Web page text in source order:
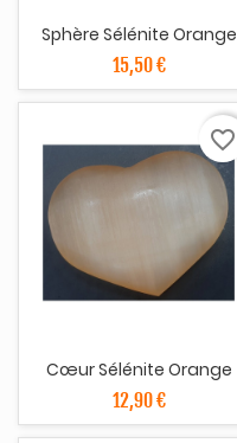
Sphère Sélénite Orange
15,50 €
Cœur Sélénite Orange
12,90 €
favorite_border